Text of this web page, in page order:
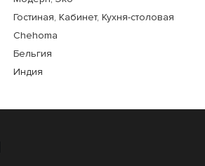
Гостиная, Кабинет, Кухня-столовая
Chehoma
Бельгия
Индия